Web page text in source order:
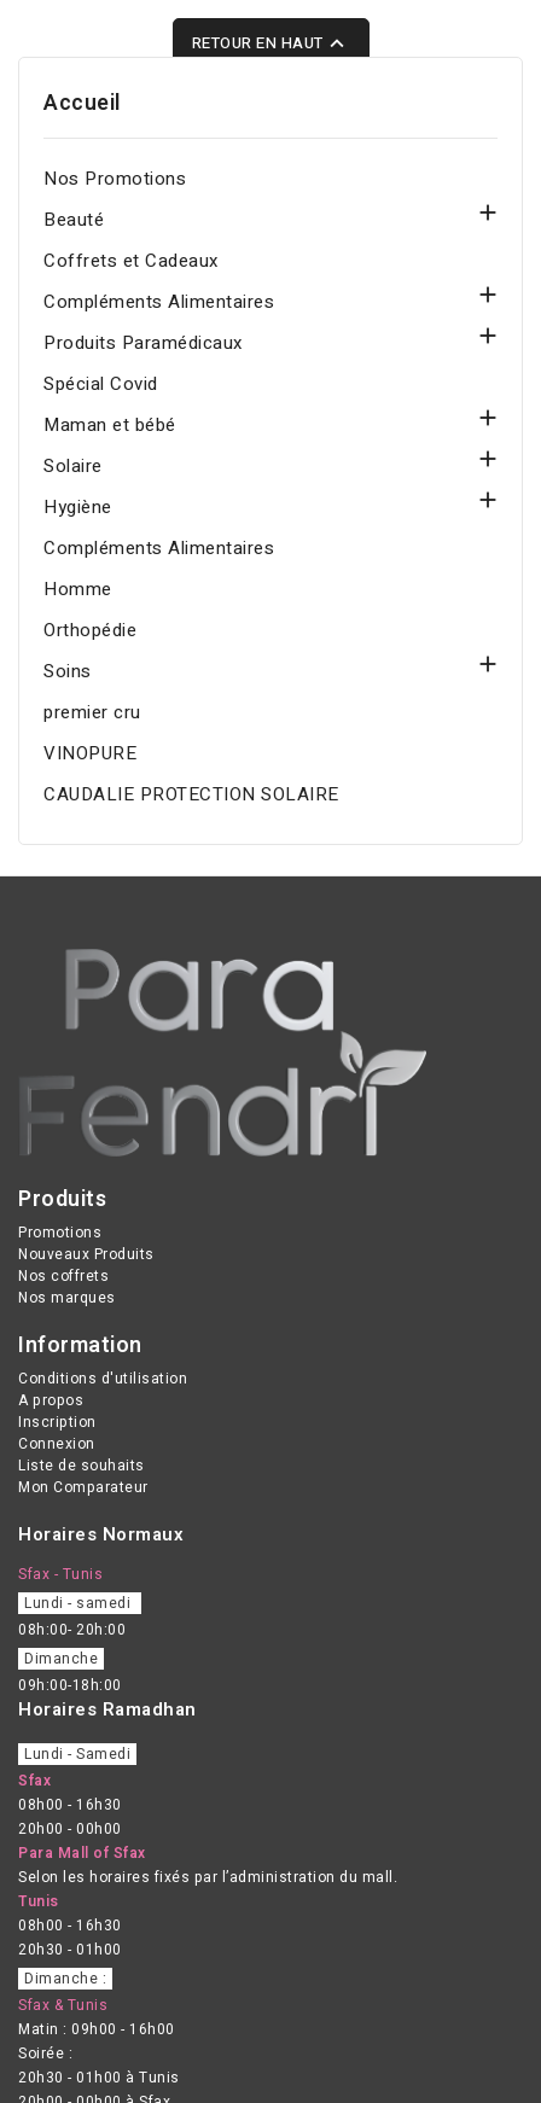
profondeur et aide à
lutter contre les
peaux à tendance
RETOUR EN HAUT 
Accueil
Nos Promotions
Beauté

Coffrets et Cadeaux
Compléments Alimentaires

Produits Paramédicaux

Spécial Covid
Maman et bébé

Solaire

Hygiène

Compléments Alimentaires
Homme
Orthopédie
Soins

premier cru
VINOPURE
CAUDALIE PROTECTION SOLAIRE
Produits
Promotions
Nouveaux Produits
Nos coffrets
Nos marques
Information
Conditions d'utilisation
A propos
Inscription
Connexion
Liste de souhaits
Mon Comparateur
Horaires Normaux
Sfax - Tunis
Lundi - samedi
08h:00- 20h:00
Dimanche
09h:00-18h:00
Horaires Ramadhan
Lundi - Samedi
Sfax
08h00 - 16h30
20h00 - 00h00
Para Mall of Sfax
Selon les horaires fixés par l’administration du mall.
Tunis
08h00 - 16h30
20h30 - 01h00
Dimanche :
Sfax & Tunis
Matin : 09h00 - 16h00
Soirée :
20h30 - 01h00 à Tunis